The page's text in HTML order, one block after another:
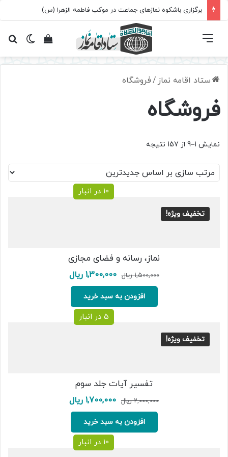
برگزاری باشکوه نمازهای جماعت در موکب فاطمه الزهرا (س)
تغییرمشاهده فهرست
ستاد اقامه نماز /فروشگاه
فروشگاه
نمایش 1–9 از 157 نتیجه
by
latest
تخفیف ویژه!
10 در انبار
نماز، رسانه و فضای مجازی
1,500,000 ریال قیمت
اصلی:
1,500,000 ریال
بود.
1,300,000 ریالقیمت
افزودن به سبد خرید
تخفیف ویژه!
5 در انبار
تفسیر آیات جلد سوم
2,000,000 ریال قیمت
اصلی:
2,000,000 ریال
بود.
1,700,000 ریالقیمت
افزودن به سبد خرید
10 در انبار